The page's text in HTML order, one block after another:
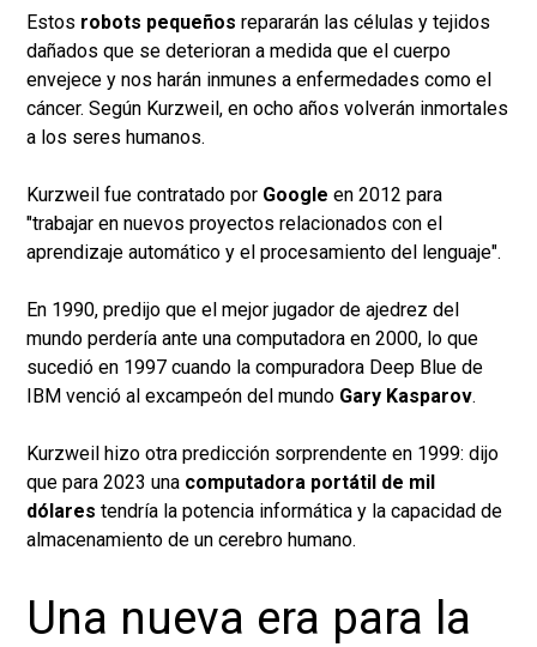
Estos robots pequeños repararán las células y tejidos
dañados que se deterioran a medida que el cuerpo
envejece y nos harán inmunes a enfermedades como el
cáncer. Según Kurzweil, en ocho años volverán inmortales
a los seres humanos.
Kurzweil fue contratado por Google en 2012 para
"trabajar en nuevos proyectos relacionados con el
aprendizaje automático y el procesamiento del lenguaje".
En 1990, predijo que el mejor jugador de ajedrez del
mundo perdería ante una computadora en 2000, lo que
sucedió en 1997 cuando la compuradora Deep Blue de
IBM venció al excampeón del mundo Gary Kasparov.
Kurzweil hizo otra predicción sorprendente en 1999: dijo
que para 2023 una computadora portátil de mil
dólares tendría la potencia informática y la capacidad de
almacenamiento de un cerebro humano.
Una nueva era para la